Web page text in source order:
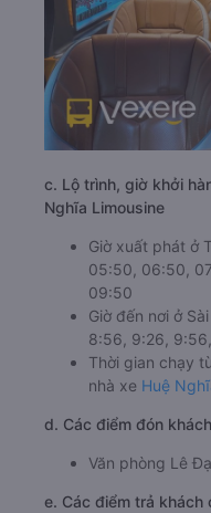
c. Lộ trình, giờ khởi
Nghĩa Limousine
Giờ xuất phát ở
05:50, 06:50,
09:50
Giờ đến nơi ở
8:56, 9:26,
Thời gian chạy
nhà xe Huệ
d. Các điểm đón
Văn phòng Lê
e. Các điểm trả khách